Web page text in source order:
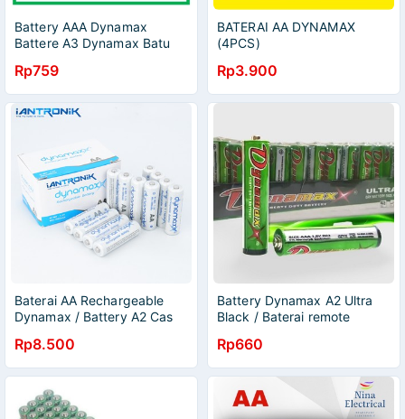
Battery AAA Dynamax
Battere A3 Dynamax Batu
Rp759
BATERAI AA DYNAMAX
(4PCS)
Rp3.900
Baterai AA Rechargeable
Dynamax / Battery A2 Cas
Rp8.500
Battery Dynamax A2 Ultra
Black / Baterai remote
/Dynamax Baterai 1 Pcs
Rp660